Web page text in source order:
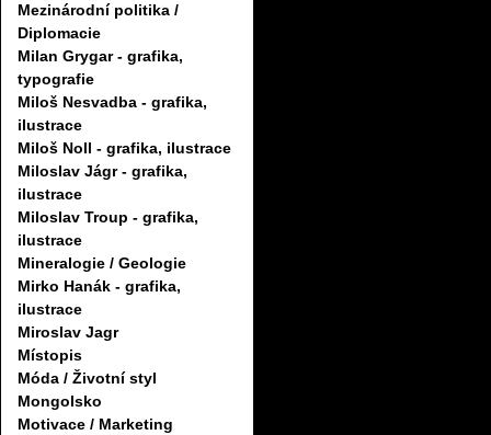
Mezinárodní politika /
Diplomacie
Milan Grygar - grafika,
typografie
Miloš Nesvadba - grafika,
ilustrace
Miloš Noll - grafika, ilustrace
Miloslav Jágr - grafika,
ilustrace
Miloslav Troup - grafika,
ilustrace
Mineralogie / Geologie
Mirko Hanák - grafika,
ilustrace
Miroslav Jagr
Místopis
Móda / Životní styl
Mongolsko
Motivace / Marketing